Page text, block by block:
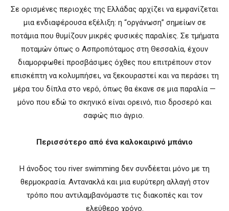
Σε ορισμένες περιοχές της Ελλάδας αρχίζει να εμφανίζεται
μια ενδιαφέρουσα εξέλιξη: η “οργάνωση” σημείων σε
ποτάμια που θυμίζουν μικρές φυσικές παραλίες. Σε τμήματα
ποταμών όπως ο Ασπροπόταμος στη Θεσσαλία, έχουν
διαμορφωθεί προσβάσιμες όχθες που επιτρέπουν στον
επισκέπτη να κολυμπήσει, να ξεκουραστεί και να περάσει τη
μέρα του δίπλα στο νερό, όπως θα έκανε σε μια παραλία —
μόνο που εδώ το σκηνικό είναι ορεινό, πιο δροσερό και
σαφώς πιο άγριο.
Περισσότερο από ένα καλοκαιρινό μπάνιο
Η άνοδος του river swimming δεν συνδέεται μόνο με τη
θερμοκρασία. Αντανακλά και μια ευρύτερη αλλαγή στον
τρόπο που αντιλαμβανόμαστε τις διακοπές και τον
ελεύθερο χρόνο.